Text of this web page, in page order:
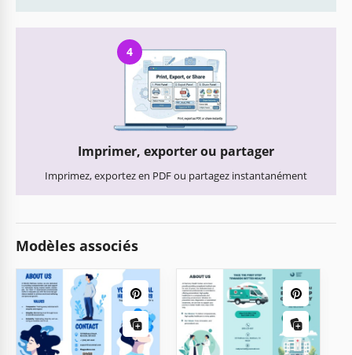
4
Imprimer, exporter ou partager
Imprimez, exportez en PDF ou partagez instantanément
Modèles associés